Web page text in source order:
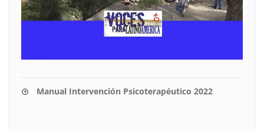
Manual Intervención Psicoterapéutico 2022